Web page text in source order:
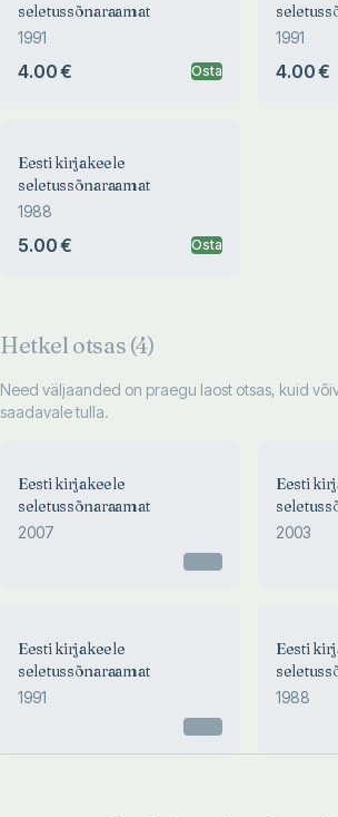
seletussõnaraamat
1991
4.00 € Osta
1991
4.00 €
Eesti kirjakeele
seletussõnaraamat
1988
5.00 € Osta
Hetkel otsas (4)
Need väljaanded on praegu laost otsas, kuid
saadavale tulla.
Eesti kirjakeele
seletussõnaraamat
2007
Eesti
2003
Eesti kirjakeele
seletussõnaraamat
1991
Eesti
1988